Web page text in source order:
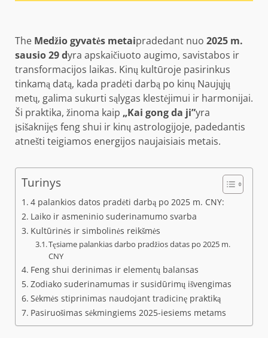
The Medžio gyvatės metaipradedant nuo 2025 m.
sausio 29 dyra apskaičiuoto augimo, savistabos ir
transformacijos laikas. Kinų kultūroje pasirinkus
tinkamą datą, kada pradėti darbą po kinų Naujųjų
metų, galima sukurti sąlygas klestėjimui ir harmonijai.
Ši praktika, žinoma kaip „Kai gong da ji”yra
įsišaknijęs feng shui ir kinų astrologijoje, padedantis
atnešti teigiamos energijos naujaisiais metais.
Turinys
4 palankios datos pradėti darbą po 2025 m. CNY:
Laiko ir asmeninio suderinamumo svarba
Kultūrinės ir simbolinės reikšmės
Tęsiame palankias darbo pradžios datas po 2025 m.
CNY
Feng shui derinimas ir elementų balansas
Zodiako suderinamumas ir susidūrimų išvengimas
Sėkmės stiprinimas naudojant tradicinę praktiką
Pasiruošimas sėkmingiems 2025-iesiems metams